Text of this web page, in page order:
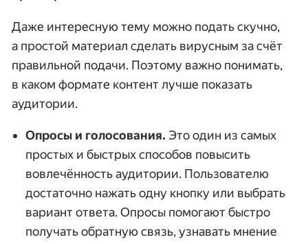
Даже интересную тему можно подать скучно,
а простой материал сделать вирусным за счёт
правильной подачи. Поэтому важно понимать,
в каком формате контент лучше показать
аудитории.
Опросы и голосования. Это один из самых
простых и быстрых способов повысить
вовлечённость аудитории. Пользователю
достаточно нажать одну кнопку или выбрать
вариант ответа. Опросы помогают быстро
получать обратную связь, узнавать мнение